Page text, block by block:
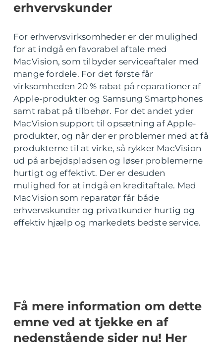
erhvervskunder
For erhvervsvirksomheder er der mulighed
for at indgå en favorabel aftale med
MacVision, som tilbyder serviceaftaler med
mange fordele. For det første får
virksomheden 20 % rabat på reparationer af
Apple-produkter og Samsung Smartphones
samt rabat på tilbehør. For det andet yder
MacVision support til opsætning af Apple-
produkter, og når der er problemer med at få
produkterne til at virke, så rykker MacVision
ud på arbejdspladsen og løser problemerne
hurtigt og effektivt. Der er desuden
mulighed for at indgå en kreditaftale. Med
MacVision som reparatør får både
erhvervskunder og privatkunder hurtig og
effektiv hjælp og markedets bedste service.
Få mere information om dette
emne ved at tjekke en af
nedenstående sider nu! Her